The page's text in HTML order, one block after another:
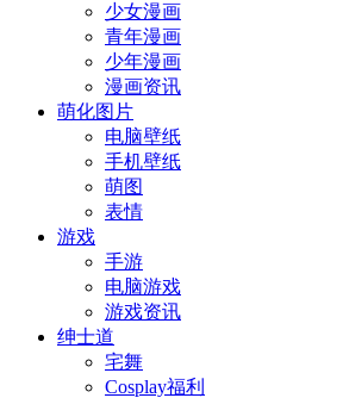
少女漫画
青年漫画
少年漫画
漫画资讯
萌化图片
电脑壁纸
手机壁纸
萌图
表情
游戏
手游
电脑游戏
游戏资讯
绅士道
宅舞
Cosplay福利